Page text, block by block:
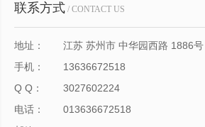
联系方式 / CONTACT US
地址：
江苏 苏州市 中华园西路 1886号
手机：
13636672518
Q Q：
3027602224
电话：
013636672518